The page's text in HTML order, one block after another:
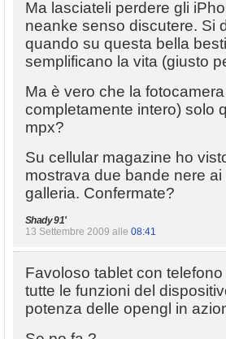
Ma lasciateli perdere gli
neanke senso discutere. Si
quando su questa bella
semplificano la vita (giusto
Ma è vero che la
completamente intero) solo
mpx?
Su cellular magazine ho
mostrava due bande nere
galleria. Confermate?
Shady 91'
13 Settembre 2009 alle 08:41
Favoloso tablet con
tutte le funzioni del
potenza delle opengl in